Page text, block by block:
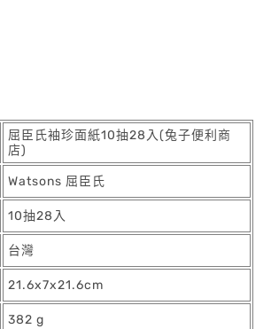
屈臣氏袖珍面紙10抽28入(兔子便利商
店)
Watsons 屈臣氏
10抽28入
台灣
21.6x7x21.6cm
382 g